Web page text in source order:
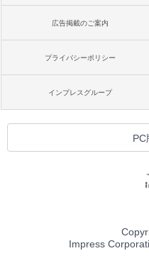
広告掲載のご案内
プライバシーポリシー
インプレスグループ
PC
Impress